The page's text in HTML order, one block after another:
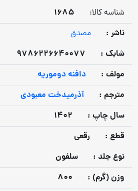
شناسه کالا:
1685
ناشر :
مصدق
شابک :
9786226640077
مولف :
دافنه دوموریه
مترجم :
آذرمیدخت معبودی
سال چاپ :
1402
قطع :
رقعی
نوع جلد :
سلفون
وزن (گرم) :
800